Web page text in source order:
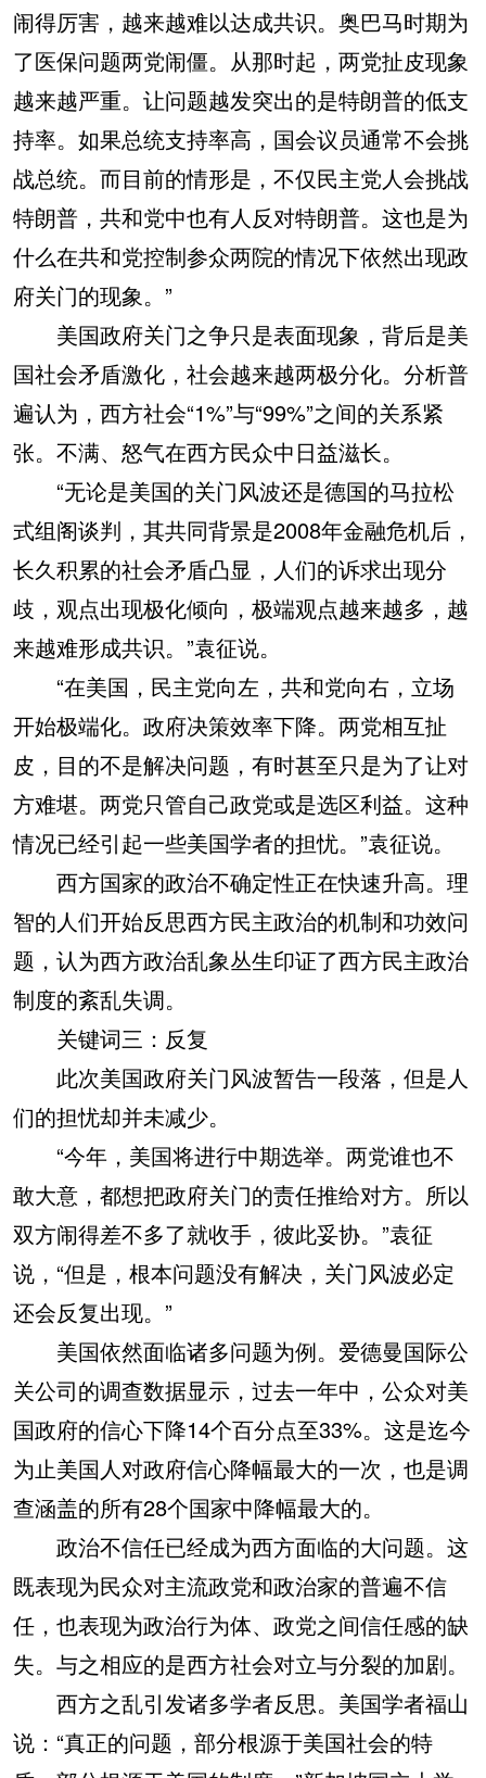
闹得厉害，越来越难以达成共识。奥巴马时期为
了医保问题两党闹僵。从那时起，两党扯皮现象
越来越严重。让问题越发突出的是特朗普的低支
持率。如果总统支持率高，国会议员通常不会挑
战总统。而目前的情形是，不仅民主党人会挑战
特朗普，共和党中也有人反对特朗普。这也是为
什么在共和党控制参众两院的情况下依然出现政
府关门的现象。”
美国政府关门之争只是表面现象，背后是美
国社会矛盾激化，社会越来越两极分化。分析普
遍认为，西方社会“1%”与“99%”之间的关系紧
张。不满、怒气在西方民众中日益滋长。
“无论是美国的关门风波还是德国的马拉松
式组阁谈判，其共同背景是2008年金融危机后，
长久积累的社会矛盾凸显，人们的诉求出现分
歧，观点出现极化倾向，极端观点越来越多，越
来越难形成共识。”袁征说。
“在美国，民主党向左，共和党向右，立场
开始极端化。政府决策效率下降。两党相互扯
皮，目的不是解决问题，有时甚至只是为了让对
方难堪。两党只管自己政党或是选区利益。这种
情况已经引起一些美国学者的担忧。”袁征说。
西方国家的政治不确定性正在快速升高。理
智的人们开始反思西方民主政治的机制和功效问
题，认为西方政治乱象丛生印证了西方民主政治
制度的紊乱失调。
关键词三：反复
此次美国政府关门风波暂告一段落，但是人
们的担忧却并未减少。
“今年，美国将进行中期选举。两党谁也不
敢大意，都想把政府关门的责任推给对方。所以
双方闹得差不多了就收手，彼此妥协。”袁征
说，“但是，根本问题没有解决，关门风波必定
还会反复出现。”
美国依然面临诸多问题为例。爱德曼国际公
关公司的调查数据显示，过去一年中，公众对美
国政府的信心下降14个百分点至33%。这是迄今
为止美国人对政府信心降幅最大的一次，也是调
查涵盖的所有28个国家中降幅最大的。
政治不信任已经成为西方面临的大问题。这
既表现为民众对主流政党和政治家的普遍不信
任，也表现为政治行为体、政党之间信任感的缺
失。与之相应的是西方社会对立与分裂的加剧。
西方之乱引发诸多学者反思。美国学者福山
说：“真正的问题，部分根源于美国社会的特